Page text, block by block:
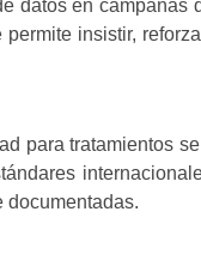
datos en campañas
insistir,
para tratamientos
documentadas.